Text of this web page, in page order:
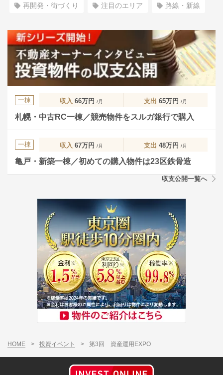
再開発・街づくり 注目のエリア 路線・新線
一棟 収入 66万円 /月 支出 65万円 /月
札幌・中古RC一棟／競売物件をスルガ銀行で購入
一棟 収入 67万円 /月 支出 48万円 /月
亀戸・新築一棟／初めての購入物件は23区鉄骨造
収支公開一覧へ
HOME > 投資イベント > 第3回 資産運用EXPO